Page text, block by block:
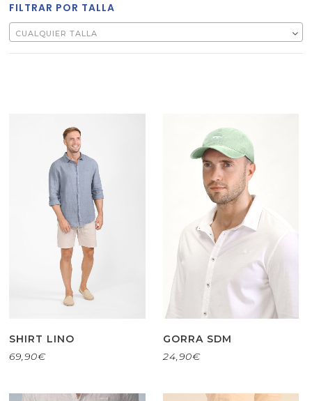
FILTRAR POR TALLA
CUALQUIER TALLA
SHIRT LINO
69,90€
GORRA SDM
24,90€